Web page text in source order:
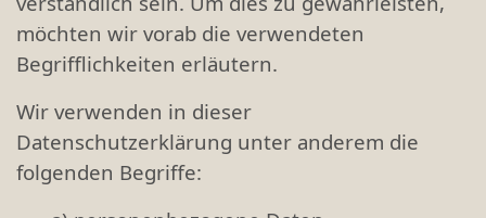
möchten wir vorab die verwendeten
Begrifflichkeiten erläutern.
Wir verwenden in dieser
Datenschutzerklärung unter anderem die
folgenden Begriffe: